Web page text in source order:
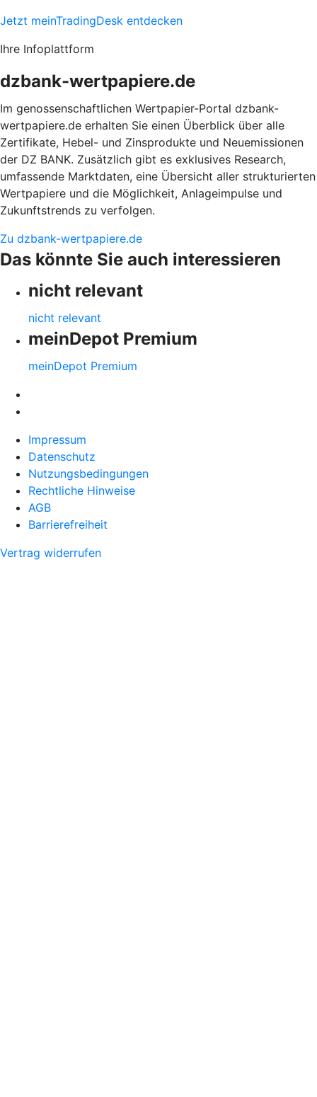
Jetzt meinTradingDesk entdecken
Ihre Infoplattform
dzbank-wertpapiere.de
Im genossenschaftlichen Wertpapier-Portal dzbank-
wertpapiere.de erhalten Sie einen Überblick über alle
Zertifikate, Hebel- und Zinsprodukte und Neuemissionen
der DZ BANK. Zusätzlich gibt es exklusives Research,
umfassende Marktdaten, eine Übersicht aller strukturierten
Wertpapiere und die Möglichkeit, Anlageimpulse und
Zukunftstrends zu verfolgen.
Zu dzbank-wertpapiere.de
Das könnte Sie auch interessieren
nicht relevant
nicht relevant
meinDepot Premium
meinDepot Premium
Impressum
Datenschutz
Nutzungsbedingungen
Rechtliche Hinweise
AGB
Barrierefreiheit
Vertrag widerrufen